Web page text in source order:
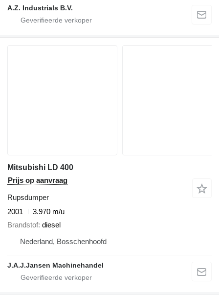
A.Z. Industrials B.V.
Mitsubishi LD 400
Prijs op aanvraag
Rupsdumper
2001
3.970 m/u
Brandstof diesel
Nederland, Bosschenhoofd
J.A.J.Jansen Machinehandel